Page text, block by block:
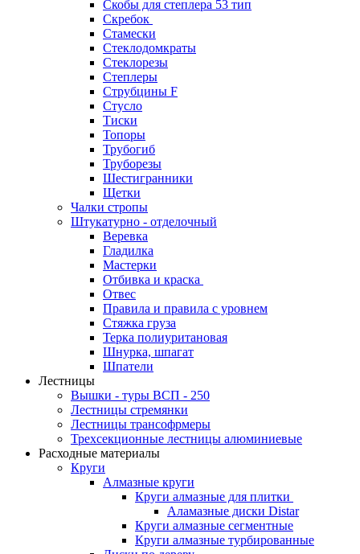
Скобы для степлера 53 тип
Скребок
Стамески
Стеклодомкраты
Стеклорезы
Степлеры
Струбцины F
Стусло
Тиски
Топоры
Трубогиб
Труборезы
Шестигранники
Щетки
Чалки стропы
Штукатурно - отделочный
Веревка
Гладилка
Мастерки
Отбивка и краска
Отвес
Правила и правила с уровнем
Стяжка груза
Терка полиуритановая
Шнурка, шпагат
Шпатели
Лестницы
Вышки - туры ВСП - 250
Лестницы стремянки
Лестницы трансофрмеры
Трехсекционные лестницы алюминиевые
Расходные материалы
Круги
Алмазные круги
Круги алмазные для плитки
Аламазные диски Distar
Круги алмазные сегментные
Круги алмазные турбированные